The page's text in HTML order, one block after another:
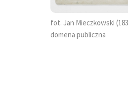
fot. Jan Mieczkowski
domena publiczna